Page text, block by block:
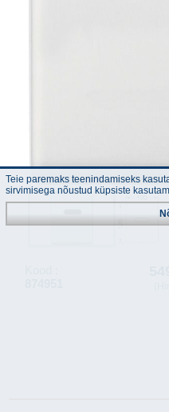
Teie paremaks teenindamiseks
sirvimisega nõustud küpsiste